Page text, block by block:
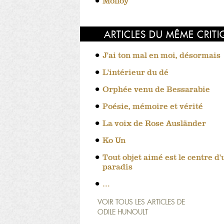
ARTICLES DU MÊME
J'ai ton mal en moi, désormais
L'intérieur du dé
Orphée venu de Bessarabie
Poésie, mémoire et vérité
La voix de Rose Ausländer
Ko Un
Tout objet aimé est le centre
paradis
…
VOIR TOUS LES ARTICLES DE
ODILE HUNOULT